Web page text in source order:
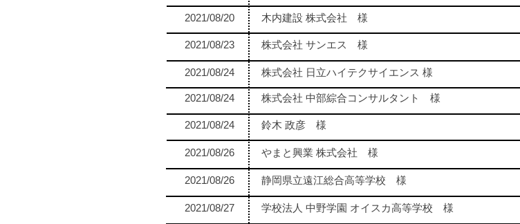
2021/08/20 木内建設 株式会社 様
2021/08/23 株式会社 サンエス 様
2021/08/24 株式会社 日立ハイテクサイエンス 様
2021/08/24 株式会社 中部綜合コンサルタント 様
2021/08/24 鈴木 政彦 様
2021/08/26 やまと興業 株式会社 様
2021/08/26 静岡県立遠江総合高等学校 様
2021/08/27 学校法人 中野学園 オイスカ高等学校 様